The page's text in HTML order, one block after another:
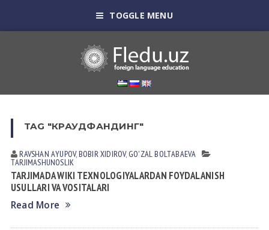
TOGGLE MENU
TAG "КРАУДФАНДИНГ"
RAVSHAN АYUPOV, BOBIR XIDIROV, GO'ZAL BOLTАBАEVА
TАRJIMАSHUNOSLIK
TARJIMADA WIKI TEXNOLOGIYALARDAN FOYDALANISH
USULLARI VA VOSITALARI
Read More